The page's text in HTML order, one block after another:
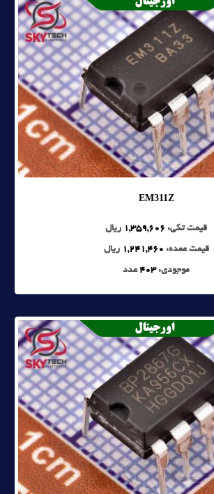
EM311Z
قیمت تکی: 1,359,606 ریال
قیمت عمده: 1,241,460 ریال
موجودی:403 عدد